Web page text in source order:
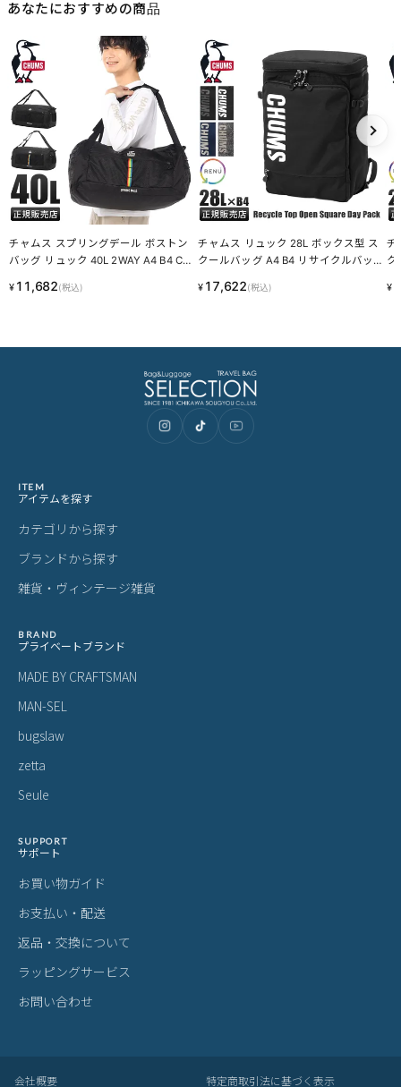
あなたにおすすめの商品
チャムス スプリングデール ボストン
バッグ リュック 40L 2WAY A4 B4 CH
¥ 11,682(税込)
チャムス リュック 28L ボックス型 ス
クールバッグ A4 B4 リサイクルバッ
9 LINECPN
¥ 17,622(税込)
チ
ク
¥
ITEM
アイテムを探す
カテゴリから探す
ブランドから探す
雑貨・ヴィンテージ雑貨
BRAND
プライベートブランド
MADE BY CRAFTSMAN
MAN-SEL
bugslaw
zetta
Seule
SUPPORT
サポート
お買い物ガイド
お支払い・配送
返品・交換について
ラッピングサービス
お問い合わせ
会社概要 特定商取引法に基づく表示